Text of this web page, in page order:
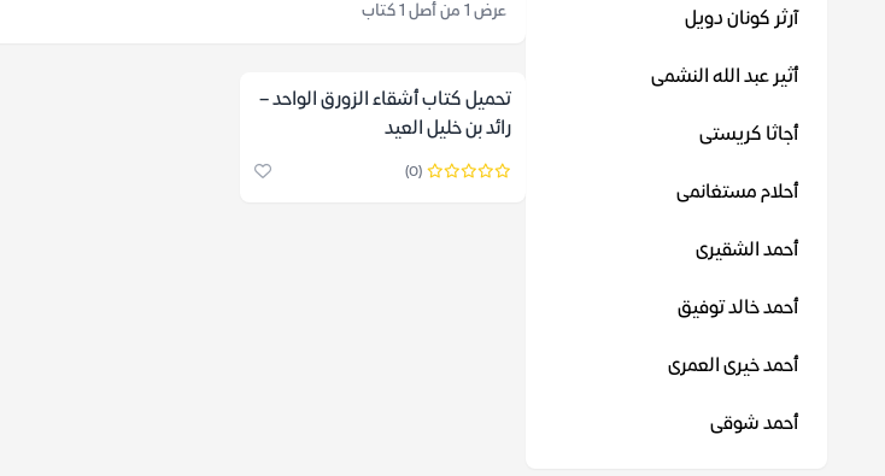
آرثر كونان دويل
أثير عبد الله النشمى
أجاثا كريستى
أحلام مستغانمى
أحمد الشقيرى
أحمد خالد توفيق
أحمد خيرى العمرى
أحمد شوقى
عرض 1 من أصل 1 كتاب
تحميل كتاب أشقاء الزورق الواحد –
رائد بن خليل العيد
(0)